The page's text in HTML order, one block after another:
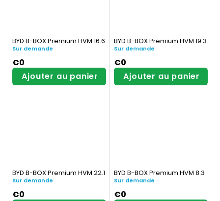
BYD B-BOX Premium HVM 16.6
Sur demande
€0
Ajouter au panier
BYD B-BOX Premium HVM 19.3
Sur demande
€0
Ajouter au panier
BYD B-BOX Premium HVM 22.1
Sur demande
€0
BYD B-BOX Premium HVM 8.3
Sur demande
€0